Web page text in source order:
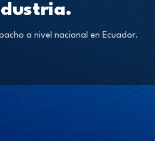
a nivel nacional en Ecuador.